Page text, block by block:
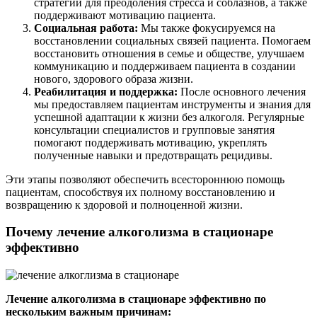
поддерживают мотивацию пациента.
Социальная работа: Мы также фокусируемся на
восстановлении социальных связей пациента. Помогаем
восстановить отношения в семье и обществе, улучшаем
коммуникацию и поддерживаем пациента в создании
нового, здорового образа жизни.
Реабилитация и поддержка: После основного лечения
мы предоставляем пациентам инструменты и знания для
успешной адаптации к жизни без алкоголя. Регулярные
консультации специалистов и групповые занятия
помогают поддерживать мотивацию, укреплять
полученные навыки и предотвращать рецидивы.
Эти этапы позволяют обеспечить всестороннюю помощь
пациентам, способствуя их полному восстановлению и
возвращению к здоровой и полноценной жизни.
Почему лечение алкоголизма в стационаре
эффективно
Лечение алкоголизма в стационаре эффективно по
нескольким важным причинам: